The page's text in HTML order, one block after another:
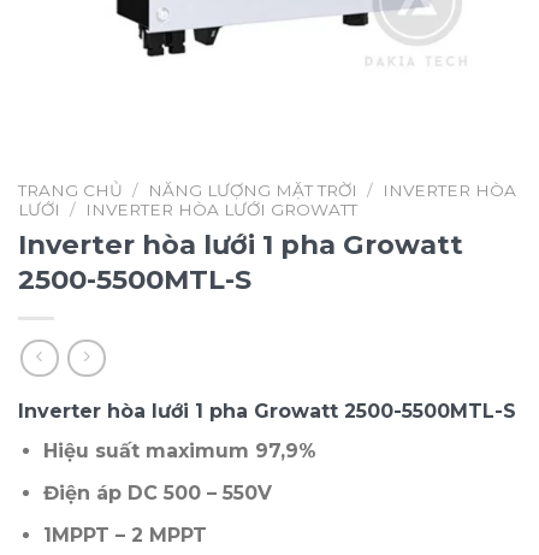
TRANG CHỦ / NĂNG LƯỢNG MẶT TRỜI /
INVERTER HÒA
LƯỚI
/ INVERTER HÒA LƯỚI GROWATT
Inverter hòa lưới 1 pha Growatt
2500-5500MTL-S
Inverter hòa lưới 1 pha Growatt 2500-5500MTL-S
Hiệu suất maximum 97,9%
Điện áp DC 500 – 550V
1MPPT – 2 MPPT